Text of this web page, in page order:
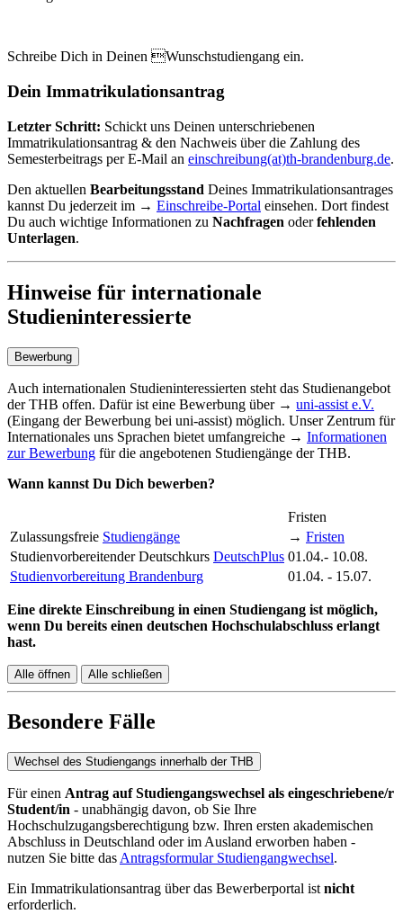
Schreibe Dich in Deinen Wunschstudiengang ein.
Dein Immatrikulationsantrag
Letzter Schritt: Schickt uns Deinen unterschriebenen
Immatrikulationsantrag & den Nachweis über die Zahlung des
Semesterbeitrags per E-Mail an einschreibung(at)th-brandenburg.de.
Den aktuellen Bearbeitungsstand Deines Immatrikulationsantrages
kannst Du jederzeit im → Einschreibe-Portal einsehen. Dort findest
Du auch wichtige Informationen zu Nachfragen oderfehlenden
Unterlagen.
Hinweise für internationale
Studieninteressierte
Bewerbung
Auch internationalen Studieninteressierten steht das Studienangebot
der THB offen. Dafür ist eine Bewerbung über → uni-assist e.V.
(Eingang der Bewerbung bei uni-assist) möglich. Unser Zentrum für
Internationales uns Sprachen bietet umfangreiche → Informationen
zur Bewerbung für die angebotenen Studiengänge der THB.
Wann kannst Du Dich bewerben?
Fristen
Zulassungsfreie Studiengänge → Fristen
Studienvorbereitender Deutschkurs DeutschPlus 01.04.- 10.08.
Studienvorbereitung Brandenburg
01.04. - 15.07.
Eine direkte Einschreibung in einen Studiengang ist möglich,
wenn Du bereits einen deutschen Hochschulabschluss erlangt
hast.
Alle öffnen Alle schließen
Besondere Fälle
Wechsel des Studiengangs innerhalb der THB
Für einen Antrag auf Studiengangswechsel als eingeschriebene/r
Student/in - unabhängig davon, ob Sie Ihre
Hochschulzugangsberechtigung bzw. Ihren ersten akademischen
Abschluss in Deutschland oder im Ausland erworben haben -
nutzen Sie bitte das Antragsformular Studiengangwechsel.
Ein Immatrikulationsantrag über das Bewerberportal ist nicht
erforderlich.